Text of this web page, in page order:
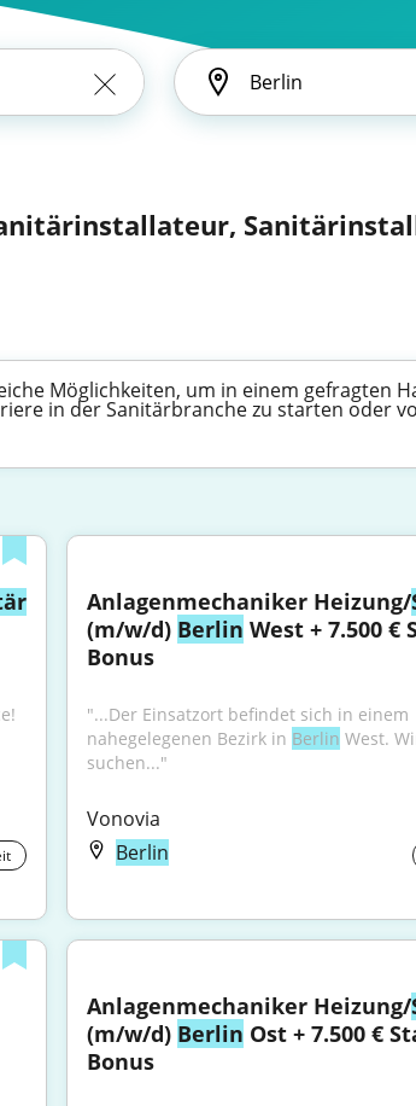
Möglichkeiten, um in einem gefragten
in der Sanitärbranche zu starten oder
Anlagenmechaniker Heizung/
(m/w/d) Berlin West + 7.500 €
Bonus
"...Der Einsatzort befindet sich in einem
nahegelegenen Bezirk in Berlin West.
suchen..."
Vonovia
Berlin
Anlagenmechaniker Heizung/
(m/w/d) Berlin Ost + 7.500 €
Bonus